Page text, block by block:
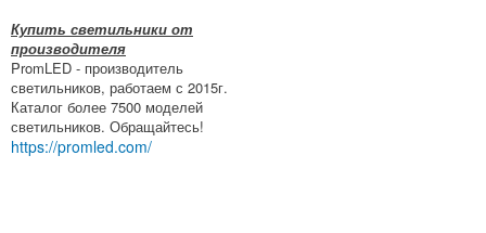
Купить светильники от
производителя
PromLED - производитель
светильников, работаем с 2015г.
Каталог более 7500 моделей
светильников. Обращайтесь!
https://promled.com/